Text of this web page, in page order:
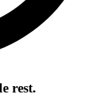
rest.